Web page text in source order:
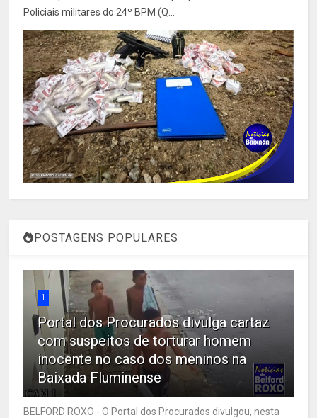
Policiais militares do 24º BPM (Q...
POSTAGENS POPULARES
1
Portal dos Procurados divulga cartaz
com suspeitos de torturar homem
inocente no caso dos meninos na
Baixada Fluminense
BELFORD ROXO - O Portal dos Procurados divulgou, nesta